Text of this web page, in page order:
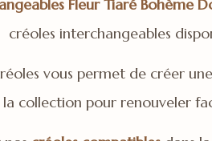
Fleur Tiaré Bohème
créoles interchangeables
vous permet de créer
la collection pour renouveler